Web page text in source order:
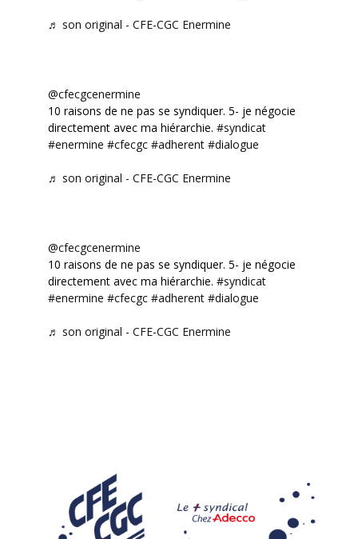
♬ son original - CFE-CGC Enermine
@cfecgcenermine
10 raisons de ne pas se syndiquer. 5- je négocie
directement avec ma hiérarchie. #syndicat
#enermine #cfecgc #adherent #dialogue
♬ son original - CFE-CGC Enermine
@cfecgcenermine
10 raisons de ne pas se syndiquer. 5- je négocie
directement avec ma hiérarchie. #syndicat
#enermine #cfecgc #adherent #dialogue
♬ son original - CFE-CGC Enermine